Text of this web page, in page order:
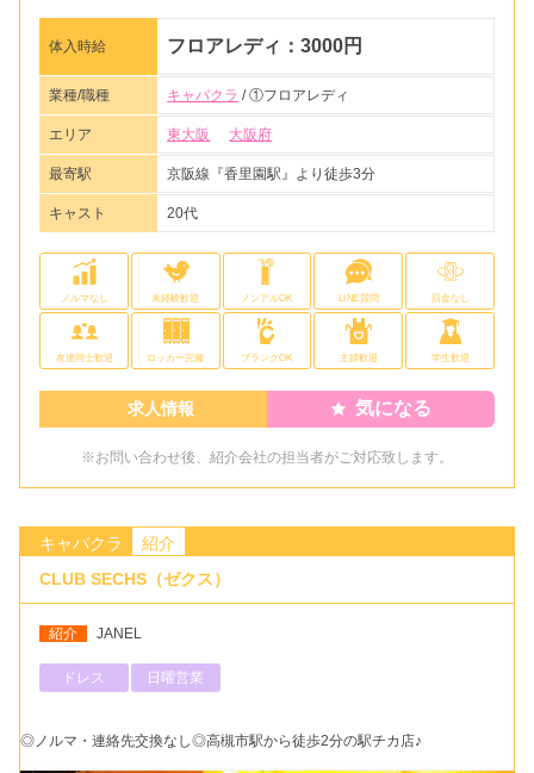
体入時給 フロアレディ：3000円
業種/職種 キャバクラ / ①フロアレディ
エリア 東大阪 大阪府
最寄駅 京阪線『香里園駅』より徒歩3分
キャスト 20代
ノルマなし 未経験歓迎 ノンアルOK LINE質問 罰金なし
友達同士歓迎 ロッカー完備 ブランクOK 主婦歓迎 学生歓迎
求人情報 気になる
※お問い合わせ後、紹介会社の担当者がご対応致します。
キャバクラ
紹介
CLUB SECHS（ゼクス）
紹介 JANEL
ドレス 日曜営業
◎ノルマ・連絡先交換なし◎高槻市駅から徒歩2分の駅チカ店♪